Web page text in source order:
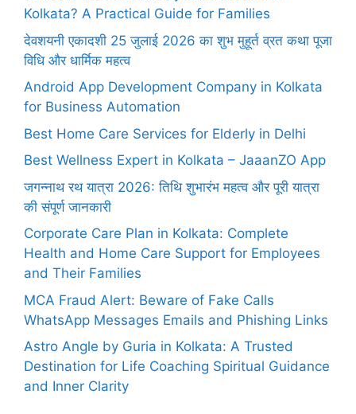
Kolkata? A Practical Guide for Families
देवशयनी एकादशी 25 जुलाई 2026 का शुभ मुहूर्त व्रत कथा पूजा
विधि और धार्मिक महत्व
Android App Development Company in Kolkata
for Business Automation
Best Home Care Services for Elderly in Delhi
Best Wellness Expert in Kolkata – JaaanZO App
जगन्नाथ रथ यात्रा 2026: तिथि शुभारंभ महत्व और पूरी यात्रा
की संपूर्ण जानकारी
Corporate Care Plan in Kolkata: Complete
Health and Home Care Support for Employees
and Their Families
MCA Fraud Alert: Beware of Fake Calls
WhatsApp Messages Emails and Phishing Links
Astro Angle by Guria in Kolkata: A Trusted
Destination for Life Coaching Spiritual Guidance
and Inner Clarity